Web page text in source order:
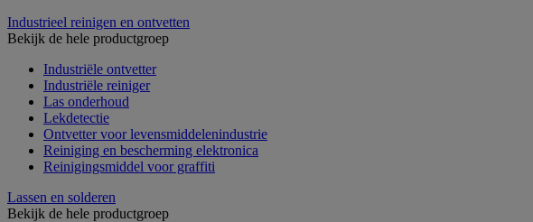
Industrieel reinigen en ontvetten
Bekijk de hele productgroep
Industriële ontvetter
Industriële reiniger
Las onderhoud
Lekdetectie
Ontvetter voor levensmiddelenindustrie
Reiniging en bescherming elektronica
Reinigingsmiddel voor graffiti
Lassen en solderen
Bekijk de hele productgroep